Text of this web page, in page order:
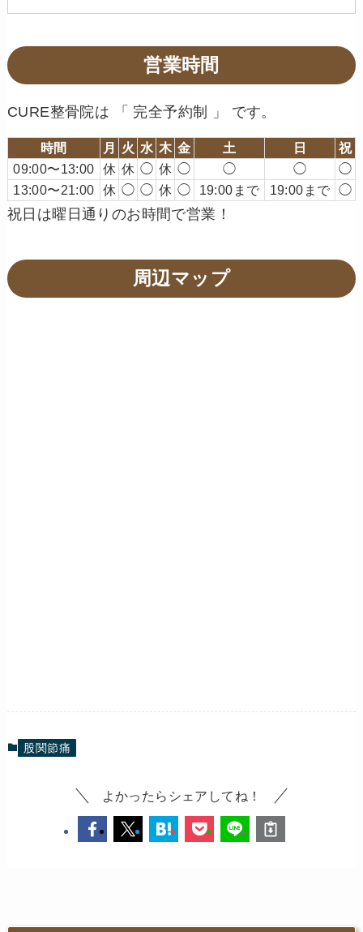
営業時間
CURE整骨院は 「 完全予約制 」 です。
時間 月 火 水 木 金 土 日
祝
09:00〜13:00
休 休 ◯ 休 ◯ ◯ ◯
◯
13:00〜21:00
休 ◯ ◯ 休 ◯ 19:00まで 19:00まで ◯
祝日は曜日通りのお時間で営業！
周辺マップ
股関節痛
よかったらシェアしてね！